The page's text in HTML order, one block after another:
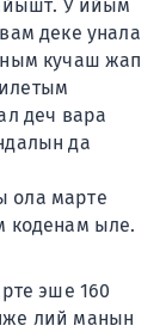
У ийым
деке унала
кучаш жап
деч вара
да
ола марте
коденам ыле.
эше 160
лий манын